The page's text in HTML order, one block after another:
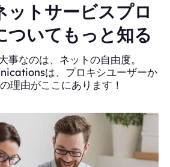
ットサービスプロ
ついてもっと知る
事なのは、ネットの自由度。
は、プロキシユーザーか
理由がここにあります！